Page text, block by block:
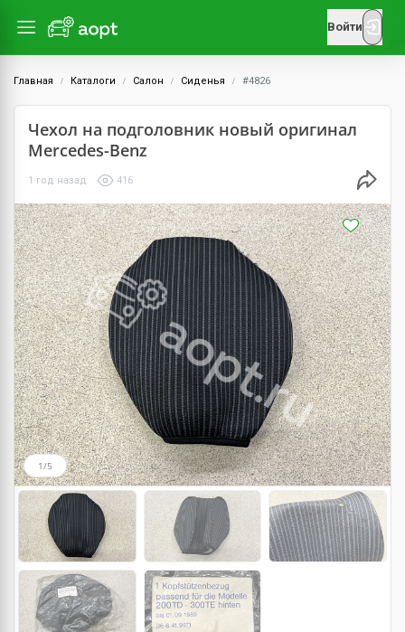
Войти
Главная Каталоги Салон Сиденья #4826
Чехол на подголовник новый оригинал
Mercedes-Benz
1 год назад 416
1/5